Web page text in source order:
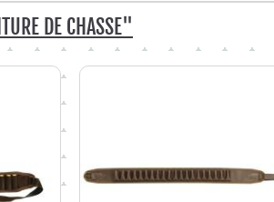
DE CHASSE"